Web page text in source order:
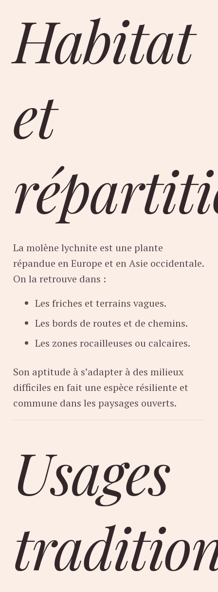
Habitat
et
La molène lychnite est une plante
répandue en Europe et en Asie occidentale.
On la retrouve dans :
Les friches et terrains vagues.
Les bords de routes et de chemins.
Les zones rocailleuses ou calcaires.
Son aptitude à s’adapter à des milieux
difficiles en fait une espèce résiliente et
commune dans les paysages ouverts.
Usages